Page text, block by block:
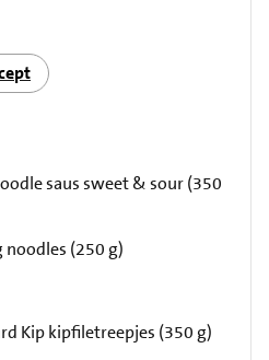
saus sweet & sour (350
noodles (250 g)
Kip kipfiletreepjes (350 g)